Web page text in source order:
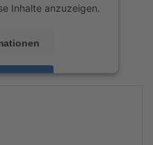
Inhalte anzuzeigen.